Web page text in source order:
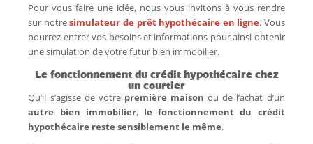
Pour vous faire une idée, nous vous invitons à vous rendre
sur notresimulateur de prêt hypothécaire en ligne. Vous
pourrez entrer vos besoins et informations pour ainsi obtenir
une simulation de votre futur bien immobilier.
Le fonctionnement du crédit hypothécaire chez
un courtier
Qu’il s’agisse de votre première maison ou de l’achat d’un
autre bien immobilier, le fonctionnement du crédit
hypothécaire reste sensiblement le même.